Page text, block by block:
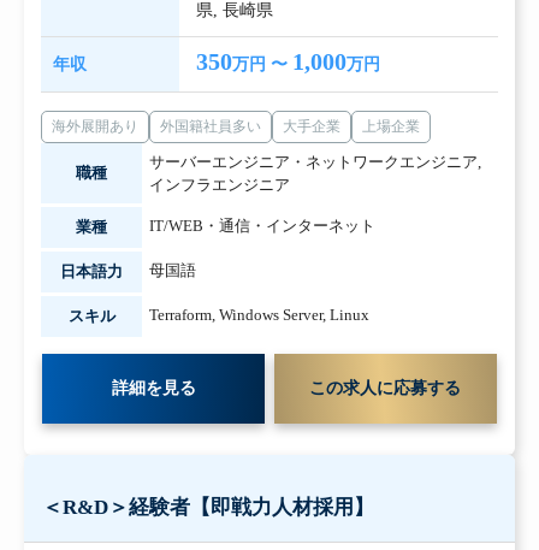
県,長崎県
年収 350万円 〜 1,000万円
海外展開あり 外国籍社員多い 大手企業 上場企業
職種
サーバーエンジニア・ネットワークエンジニア,
インフラエンジニア
業種 IT/WEB・通信・インターネット
日本語力 母国語
スキル Terraform, Windows Server, Linux
詳細を見る この求人に応募する
＜R&D＞経験者【即戦力人材採用】